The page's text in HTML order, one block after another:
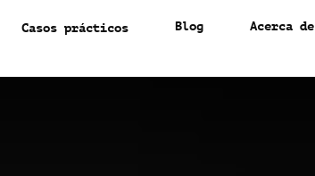
Casos prácticos Blog Acerca de